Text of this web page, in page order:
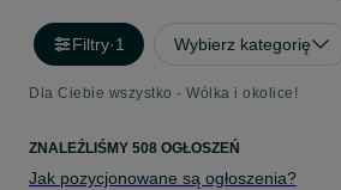
Filtry·1 Wybierz kategorię
Dla Ciebie wszystko - Wólka i okolice!
ZNALEŹLIŚMY 508 OGŁOSZEŃ
Jak pozycjonowane są ogłoszenia?